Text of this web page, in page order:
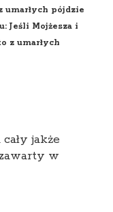
umarłych pójdzie
Jeśli Mojżesza i
z umarłych
jakże
w